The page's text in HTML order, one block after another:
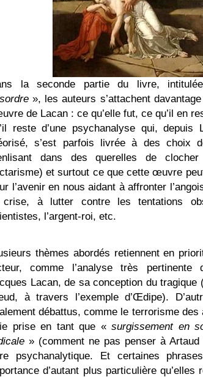
la seconde partie du livre,
», les auteurs s’attachent
de Lacan : ce qu’elle fut, ce qu’il en
reste d’une psychanalyse qui, depuis
s’est parfois livrée à des choix
dans des querelles de
et surtout ce que cette œuvre
l’avenir en nous aidant à affronter
à lutter contre les tentations
l’argent-roi, etc.
thèmes abordés retiennent en
comme l’analyse très pertinente
Lacan, de sa conception du tragique
à travers l’exemple d’Œdipe).
débattus, comme le terrorisme des
prise en tant que « surgissement en
» (comment ne pas penser à
psychanalytique. Et certaines
d’autant plus particulière qu’elles